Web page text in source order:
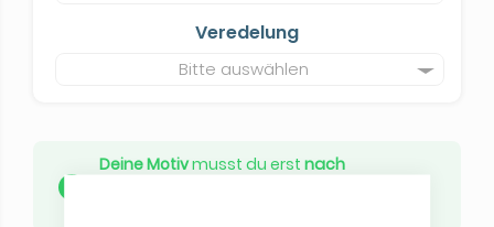
Veredelung
Bitte auswählen
Deine Motivmusst du erst nach